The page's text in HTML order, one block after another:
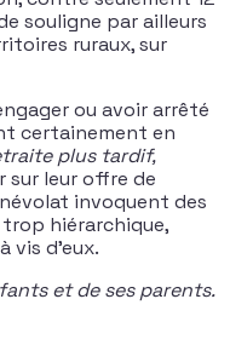
souligne par ailleurs
ruraux, sur
ou avoir arrêté
certainement en
plus tardif,
sur leur offre de
invoquent des
hiérarchique,
d’eux.
et de ses parents.